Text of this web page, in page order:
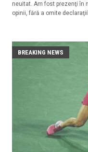
neuitat. Am fost prezenţi în
opinii, fără a omite
BREAKING NEWS